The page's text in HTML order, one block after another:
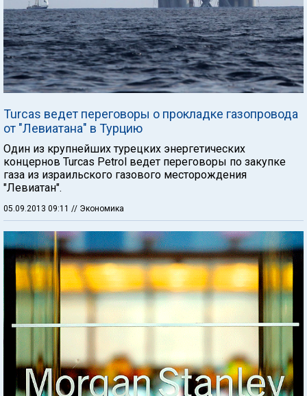
Turcas ведет переговоры о прокладке газопровода
от "Левиатана" в Турцию
Один из крупнейших турецких энергетических
концернов Turcas Petrol ведет переговоры по закупке
газа из израильского газового месторождения
"Левиатан".
05.09.2013 09:11 // Экономика